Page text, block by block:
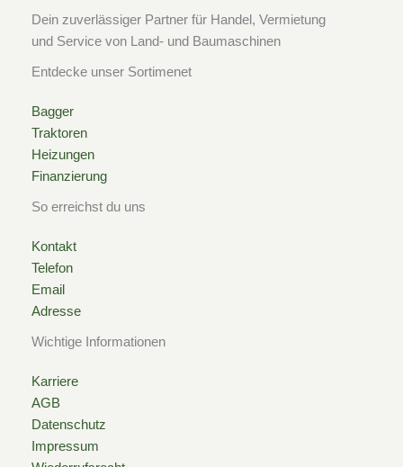
o
k
-
s
q
u
a
r
e
r
a
m
Dein zuverlässiger Partner für Handel, Vermietung
und Service von Land- und Baumaschinen
Entdecke unser Sortimenet
Bagger
Traktoren
Heizungen
Finanzierung
So erreichst du uns
Kontakt
Telefon
Email
Adresse
Wichtige Informationen
Karriere
AGB
Datenschutz
Impressum